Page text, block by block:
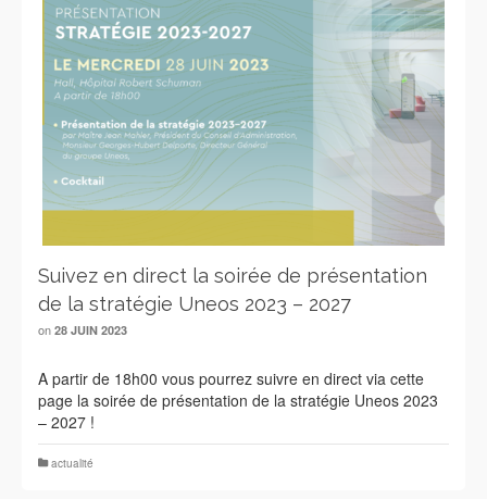
Suivez en direct la soirée de présentation
de la stratégie Uneos 2023 – 2027
on 28 JUIN 2023
A partir de 18h00 vous pourrez suivre en direct via cette
page la soirée de présentation de la stratégie Uneos 2023
– 2027 !
actualité